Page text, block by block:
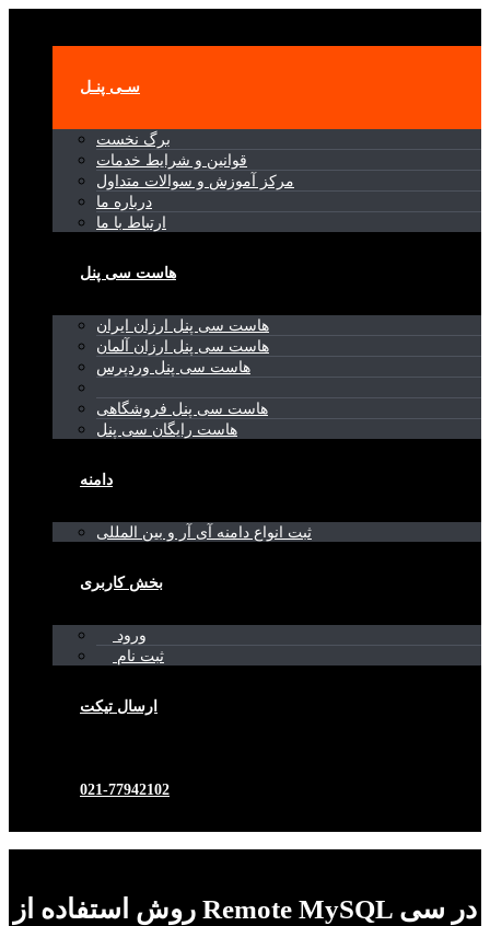
سـی پنـل
برگ نخست
قوانین و شرایط خدمات
مرکز آموزش و سوالات متداول
درباره ما
ارتباط با ما
هاست سی پنل
هاست سی پنل ارزان ایران
هاست سی پنل ارزان آلمان
هاست سی پنل وردپرس
هاست سی پنل فروشگاهی
هاست رایگان سی پنل
دامنه
ثبت انواع دامنه آی آر و بین المللی
بخش کاربری
ورود
ثبت نام
ارسال تیکت
021-77942102
روش استفاده از Remote MySQL در سی